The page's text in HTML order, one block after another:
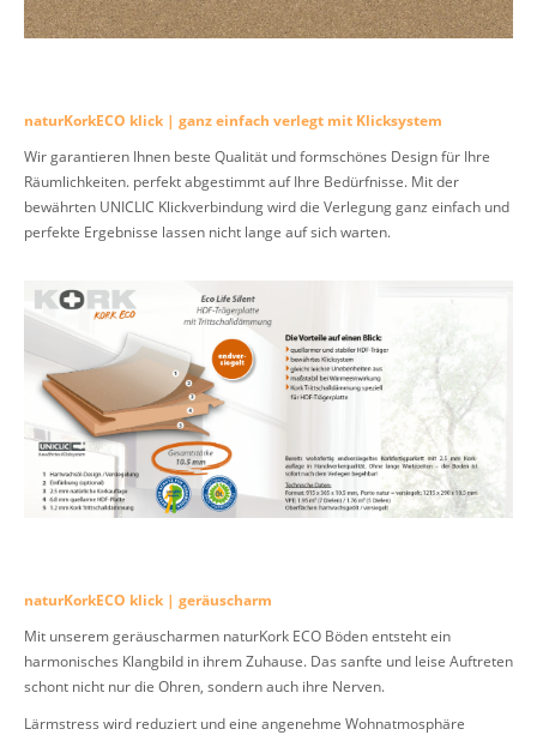
naturKorkECO klick | ganz einfach verlegt mit Klicksystem
Wir garantieren Ihnen beste Qualität und formschönes Design für Ihre
Räumlichkeiten. perfekt abgestimmt auf Ihre Bedürfnisse. Mit der
bewährten UNICLIC Klickverbindung wird die Verlegung ganz einfach und
perfekte Ergebnisse lassen nicht lange auf sich warten.
naturKorkECO klick | geräuscharm
Mit unserem geräuscharmen naturKork ECO Böden entsteht ein
harmonisches Klangbild in ihrem Zuhause. Das sanfte und leise Auftreten
schont nicht nur die Ohren, sondern auch ihre Nerven.
Lärmstress wird reduziert und eine angenehme Wohnatmosphäre